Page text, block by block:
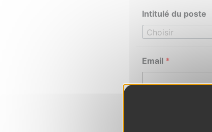
Intitulé du poste
Choisir
Email *